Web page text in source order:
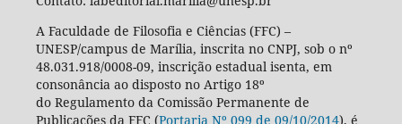
A Faculdade de Filosofia e Ciências (FFC) –
UNESP/campus de Marília, inscrita no CNPJ, sob o nº
48.031.918/0008-09, inscrição estadual isenta, em
consonância ao disposto no Artigo 18º
do Regulamento da Comissão Permanente de
Publicações da FFC (Portaria Nº 099 de 09/10/2014), é